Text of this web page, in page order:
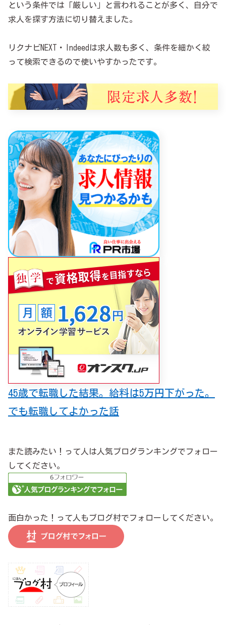
という条件では「厳しい」と言われることが多く、自分で
求人を探す方法に切り替えました。
リクナビNEXT・Indeedは求人数も多く、条件を細かく絞
って検索できるので使いやすかったです。
45歳で転職した結果。給料は5万円下がった。
でも転職してよかった話
また読みたい！って人は人気ブログランキングでフォロー
してください。
面白かった！って人もブログ村でフォローしてください。